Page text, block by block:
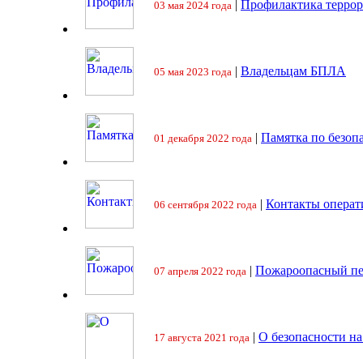
03 мая 2024 года | Профилактика
05 мая 2023 года | Владельцам БПЛА
01 декабря 2022 года | Памятка по
06 сентября 2022 года | Контакты
07 апреля 2022 года | Пожароопасный
17 августа 2021 года | О безопасности